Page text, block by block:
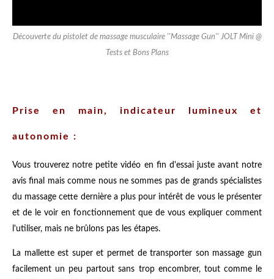
Découverte du pistolet de massage musculaire ''Massage Gun'' JOLT Mini @
Tests et Bons Plans
Prise en main, indicateur lumineux et
autonomie :
Vous trouverez notre petite vidéo en fin d'essai juste avant notre
avis final mais comme nous ne sommes pas de grands spécialistes
du massage cette dernière a plus pour intérêt de vous le présenter
et de le voir en fonctionnement que de vous expliquer comment
l'utiliser, mais ne brûlons pas les étapes.
La mallette est super et permet de transporter son massage gun
facilement un peu partout sans trop encombrer, tout comme le